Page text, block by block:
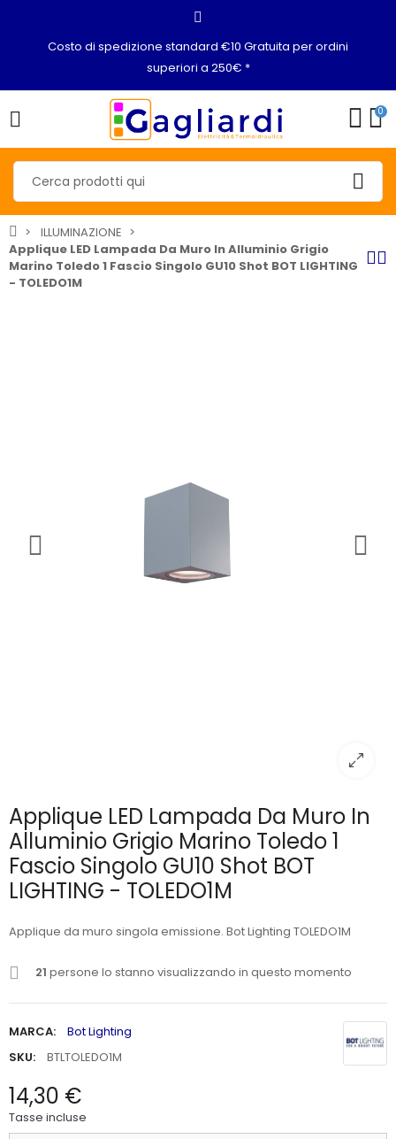
Costo di spedizione standard €10 Gratuita per ordini
superiori a 250€ *
0
ILLUMINAZIONE
Applique LED Lampada Da Muro In Alluminio Grigio
Marino Toledo 1 Fascio Singolo GU10 Shot BOT LIGHTING
- TOLEDO1M
Applique LED Lampada Da Muro In
Alluminio Grigio Marino Toledo 1
Fascio Singolo GU10 Shot BOT
LIGHTING - TOLEDO1M
Applique da muro singola emissione. Bot Lighting TOLEDO1M
21 persone lo stanno visualizzando in questo momento
MARCA:
Bot Lighting
SKU:
BTLTOLEDO1M
14,30 €
Tasse incluse